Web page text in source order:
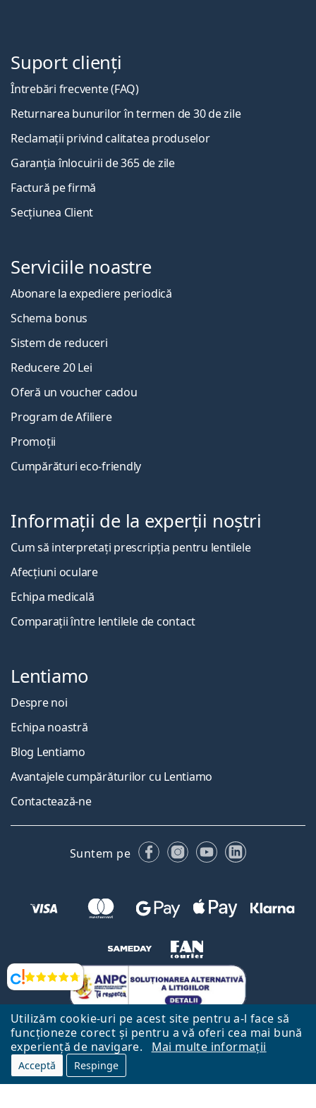
Utilizăm cookie-uri pe acest site pentru a-l face să
funcționeze corect și pentru a vă oferi cea mai bună
experiență de navigare.
Mai multe informații
Acceptă Respinge
Opinii
Suport clienți
Întrebări frecvente (FAQ)
Returnarea bunurilor în termen de 30 de zile
Reclamații privind calitatea produselor
Garanția înlocuirii de 365 de zile
Factură pe firmă
Secțiunea Client
Serviciile noastre
Abonare la expediere periodică
Schema bonus
Sistem de reduceri
Reducere 20 Lei
Oferă un voucher cadou
Program de Afiliere
Promoții
Cumpărături eco-friendly
Informații de la experții noștri
Cum să interpretați prescripția pentru lentilele
Afecțiuni oculare
Echipa medicală
Comparații între lentilele de contact
Lentiamo
Despre noi
Echipa noastră
Blog Lentiamo
Avantajele cumpărăturilor cu Lentiamo
Contactează-ne
Suntem pe FacebookInstagram
YouTubeLinkedIn
Către Pagina Principală
Mai sus